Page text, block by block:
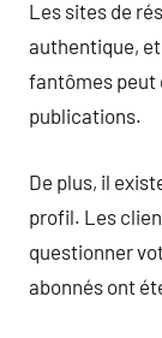
Les sites de
authentique, et
fantômes peut
publications.
De plus, il
profil. Les
questionner
abonnés ont